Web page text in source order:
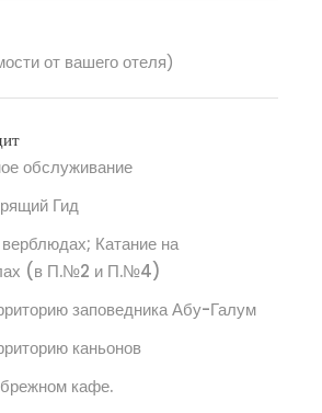
от вашего отеля)
обслуживание
Гид
Катание на
(в П.№2 и П.№4)
заповедника Абу-Галум
каньонов
кафе.